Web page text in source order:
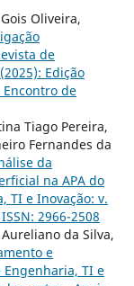
Oliveira,
de
Edição
Encontro de
Tiago Pereira,
Fernandes da
da
na APA do
TI e Inovação: v.
2966-2508
da Silva,
e
Engenharia, TI e